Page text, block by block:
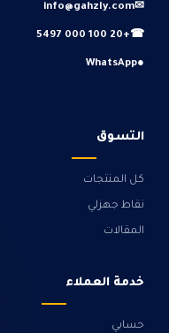
✉
info@gahzly.com
☎
+20 100 000 5497
●
WhatsApp
التسوق
كل المنتجات
نقاط جهزلي
المقالات
خدمة العملاء
حسابي